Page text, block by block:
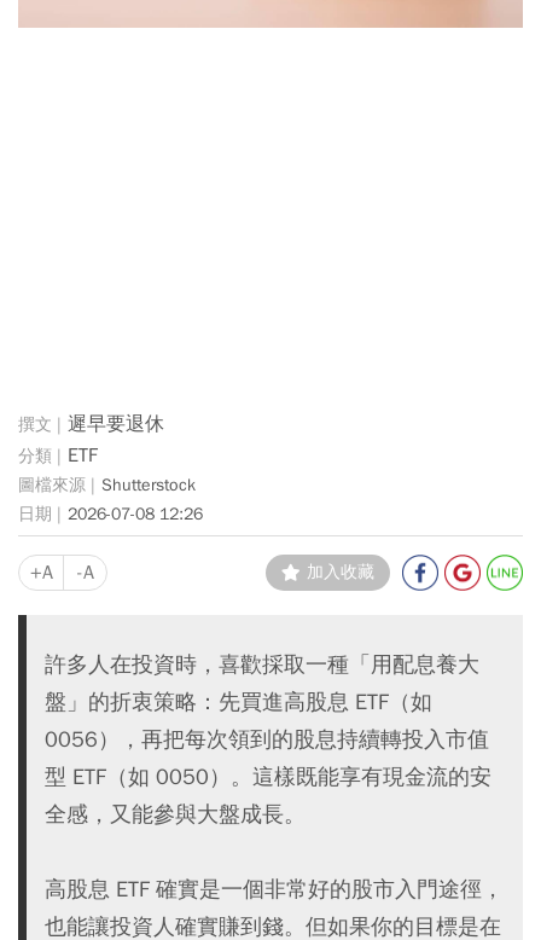
遲早要退休
ETF
Shutterstock
2026-07-08 12:26
+A -A 加入收藏
許多人在投資時，喜歡採取一種「用配息養大
盤」的折衷策略：先買進高股息 ETF（如
0056），再把每次領到的股息持續轉投入市值
型 ETF（如 0050）。這樣既能享有現金流的安
全感，又能參與大盤成長。
高股息 ETF 確實是一個非常好的股市入門途徑，
也能讓投資人確實賺到錢。但如果你的目標是在